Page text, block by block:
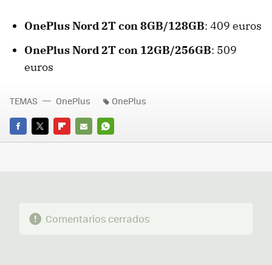
OnePlus Nord 2T con 8GB/128GB: 409 euros
OnePlus Nord 2T con 12GB/256GB: 509
euros
FACEBOOK
TWITTERFLIPBOARD
E-
WHATSAPP
TEMAS OnePlus OnePlus
Comentarios cerrados